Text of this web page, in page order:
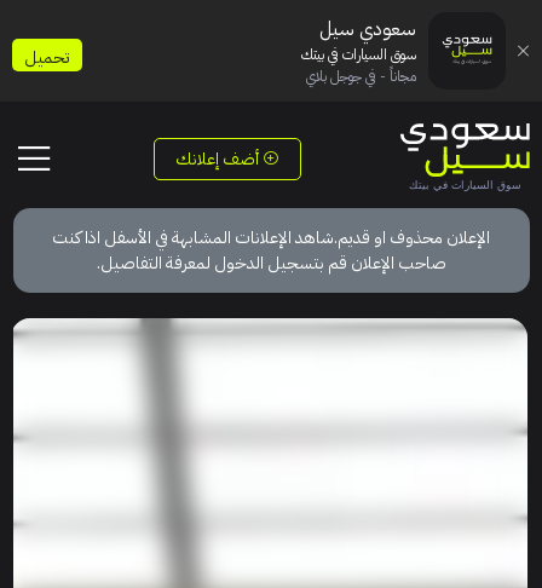
أضف إعلانك
الإعلان محذوف او قديم.شاهد الإعلانات المشابهة في الأسفل اذا كنت
صاحب الإعلان قم بتسجيل الدخول لمعرفة التفاصيل.
سعودي سيل
سوق السيارات في بيتك
مجاناً - في جوجل بلاي
تحميل